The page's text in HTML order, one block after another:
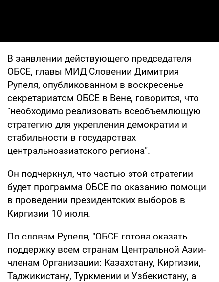
В заявлении действующего председателя
ОБСЕ, главы МИД Словении Димитрия
Рупеля, опубликованном в воскресенье
секретариатом ОБСЕ в Вене, говорится, что
"необходимо реализовать всеобъемлющую
стратегию для укрепления демократии и
стабильности в государствах
центральноазиатского региона".
Он подчеркнул, что частью этой стратегии
будет программа ОБСЕ по оказанию помощи
в проведении президентских выборов в
Киргизии 10 июля.
По словам Рупеля, "ОБСЕ готова оказать
поддержку всем странам Центральной Азии-
членам Организации: Казахстану, Киргизии,
Таджикистану, Туркмении и Узбекистану, а